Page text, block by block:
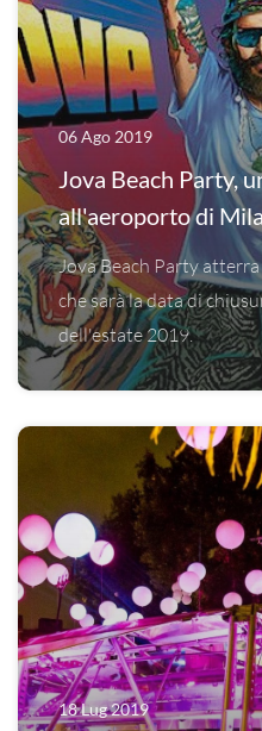
06 Ago 2019
Jova Beach Party,
all'aeroporto di
Jova Beach Party
che sarà la data di
dell'estate 2019.
18 Lug 2019